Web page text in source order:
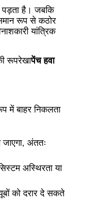
है। जबकि
रूप से कठोर
यांत्रिक
रूपरेखापेंच हवा
में बाहर निकलता
अंततः
अस्थिरता या
को दरार दे सकते